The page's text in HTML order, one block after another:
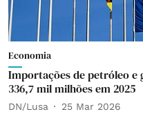
Economia
Importações de petróleo e
336,7 mil milhões em 2025
DN/Lusa 25 Mar 2026